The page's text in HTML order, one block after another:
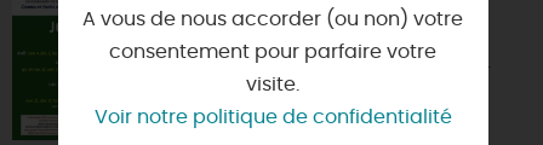
BARRES
45290 - NOGENT-SUR-
A vous de nous accorder (ou non) votre
consentement pour parfaire votre
visite.
Voir notre politique de confidentialité